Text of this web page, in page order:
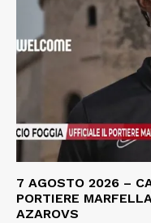
7 AGOSTO 2026 –
PORTIERE
AZAROVS